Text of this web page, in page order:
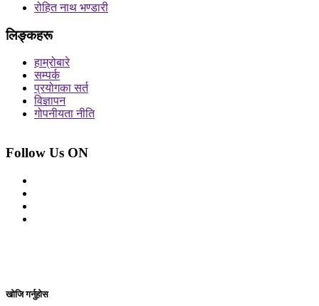
रोहित नाथ भण्डारी
लिङ्कहरू
हाम्रोबारे
सम्पर्क
प्रयोगका सर्त
विज्ञापन
गोपनीयता नीति
Follow Us ON
खोजि गर्नुहोस